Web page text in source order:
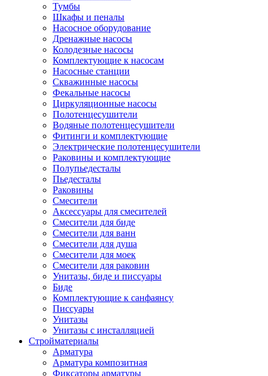
Тумбы
Шкафы и пеналы
Насосное оборудование
Дренажные насосы
Колодезные насосы
Комплектующие к насосам
Насосные станции
Скважинные насосы
Фекальные насосы
Циркуляционные насосы
Полотенцесушители
Водяные полотенцесушители
Фитинги и комплектующие
Электрические полотенцесушители
Раковины и комплектующие
Полупьедесталы
Пьедесталы
Раковины
Смесители
Аксессуары для смесителей
Смесители для биде
Смесители для ванн
Смесители для душа
Смесители для моек
Смесители для раковин
Унитазы, биде и писсуары
Биде
Комплектующие к санфаянсу
Писсуары
Унитазы
Унитазы с инсталляцией
Стройматериалы
Арматура
Арматура композитная
Фиксаторы арматуры